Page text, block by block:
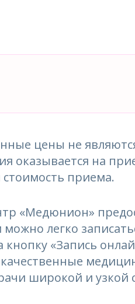
цены не
оказывается на
приема.
«Медюнион»
легко
«Запись
широкой и узкой